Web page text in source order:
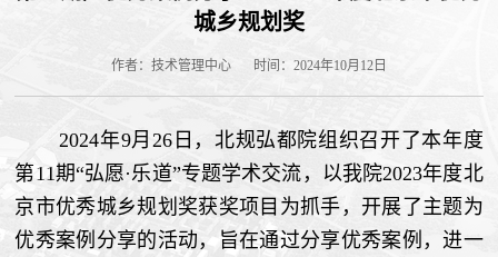
城乡规划奖
作者：技术管理中心 时间：2024年10月12日
2024年9月26日，北规弘都院组织召开了本年度
第11期“弘愿·乐道”专题学术交流，以我院2023年度北
京市优秀城乡规划奖获奖项目为抓手，开展了主题为
优秀案例分享的活动，旨在通过分享优秀案例，进一